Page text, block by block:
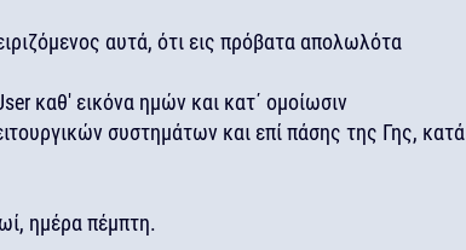
αυτά, ότι εις πρόβατα απολωλότα
καθ' εικόνα ημών και κατ΄ ομοίωσιν
συστημάτων και επί πάσης της Γης, κατά
ημέρα πέμπτη.